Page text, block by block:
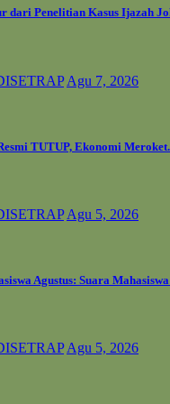
dari Penelitian Kasus Ijazah
Agu 7, 2026
TUTUP, Ekonomi
Agu 5, 2026
Agustus: Suara
Agu 5, 2026